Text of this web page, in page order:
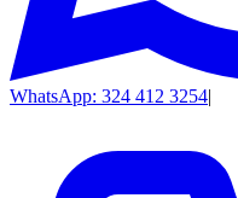
WhatsApp: 324 412 3254|